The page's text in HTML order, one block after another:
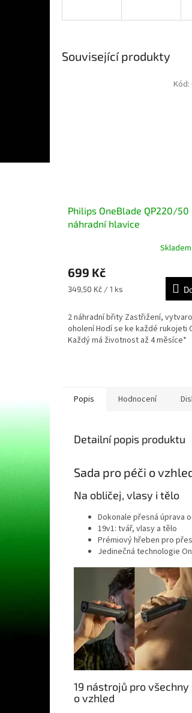
Související produkty
Philips OneBlade QP220/50
náhradní hlavice
produktu
je
5,0
5
hvězdiček.
699 Kč
Měrná
349,50 Kč / 1 ks
2 náhradní břity Zastřižení,
oholení Hodí se ke každé rukojeti
Každý má životnost až 4 měsíce*
Kód:
Popis Hodnocení
Detailní popis produktu
Sada pro péči o
Na obličej, vlasy i tělo
Dokonale přesná úprava
19v1: tvář, vlasy a tělo
Prémiový hřeben pro
Jedinečná technologie
19 nástrojů pro
o vzhled